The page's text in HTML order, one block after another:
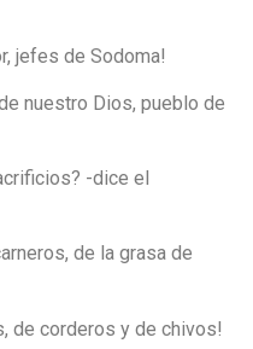
jefes de Sodoma!
nuestro Dios, pueblo de
-dice el
de la grasa de
de corderos y de chivos!